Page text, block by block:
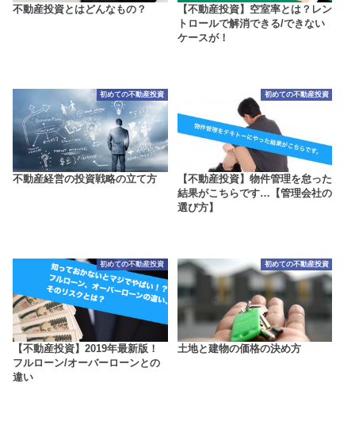
不動産投資とはどんなもの？
【不動産投資】空室率とは？レン
トロールで解消できる/できない
ケースが！
初めての不動産投資
不動産経営の投資戦略の立て方
初めての不動産投資
【不動産投資】物件管理を怠った
結果がこちらです…【管理会社の
選び方】
初めての不動産投資
【不動産投資】2019年最新版！
フルローン/オーバーローンとの
違い
初めての不動産投資
土地と建物の価格の決め方